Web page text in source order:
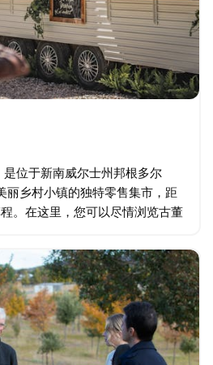
位于新南威尔士州邦根多尔
丽乡村小镇的独特零售集市，距
。在这里，您可以尽情浏览古董
…